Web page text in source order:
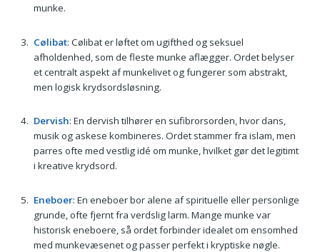
munke.
Cølibat: Cølibat er løftet om ugifthed og seksuel
afholdenhed, som de fleste munke aflægger. Ordet belyser
et centralt aspekt af munkelivet og fungerer som abstrakt,
men logisk krydsordsløsning.
Dervish: En dervish tilhører en sufibrorsorden, hvor dans,
musik og askese kombineres. Ordet stammer fra islam, men
parres ofte med vestlig idé om munke, hvilket gør det legitimt
i kreative krydsord.
Eneboer: En eneboer bor alene af spirituelle eller personlige
grunde, ofte fjernt fra verdslig larm. Mange munke var
historisk eneboere, så ordet forbinder idealet om ensomhed
med munkevæsenet og passer perfekt i kryptiske nøgle.